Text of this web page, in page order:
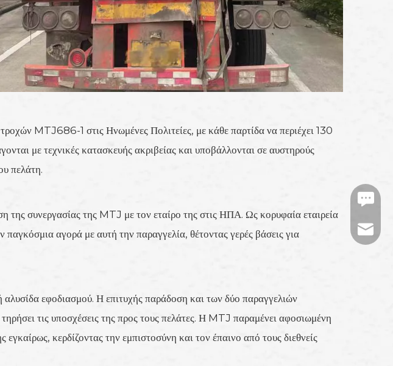
MTJ686-1 στις Ηνωμένες Πολιτείες, με κάθε παρτίδα να περιέχει 130
με τεχνικές κατασκευής ακριβείας και υποβάλλονται σε αυστηρούς
πελάτη.
συνεργασίας της MTJ με τον εταίρο της στις ΗΠΑ. Ως κορυφαία εταιρεία
αγορά με αυτή την παραγγελία, θέτοντας γερές βάσεις για
εφοδιασμού. Η επιτυχής παράδοση και των δύο παραγγελιών
τις υποσχέσεις της προς τους πελάτες. Η MTJ παραμένει αφοσιωμένη
κερδίζοντας την εμπιστοσύνη και τον έπαινο από τους διεθνείς
https://
tj-